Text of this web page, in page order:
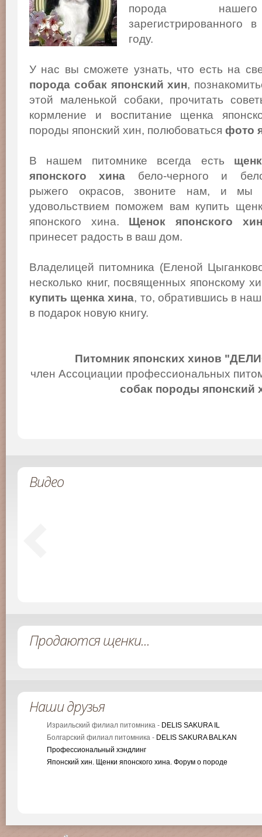
порода
году.
У нас вы сможете узнать, что есть на
порода собак японский хин,
этой маленькой собаки, прочитать
кормление и воспитание щенка
породы японский хин, полюбоваться фото
В нашем питомнике всегда есть
японского хина бело-черного и
рыжего окрасов, звоните нам, и мы
удовольствием поможем вам купить
японского хина. Щенок японского
принесет радость в ваш дом.
Владелицей питомника (Еленой
несколько книг, посвященных японскому
купить щенка хина, то, обратившись в
в подарок новую книгу.
Питомник японских хинов
член Ассоциации профессиональных
собак породы японский
Видео
Продаются щенки...
Наши друзья
Израильский филиал питомника - DELIS SAKURA IL
Болгарский филиал питомника - DELIS SAKURA BALKAN
Профессиональный хэндлинг
Японский хин. Щенки японского хина. Форум о породе